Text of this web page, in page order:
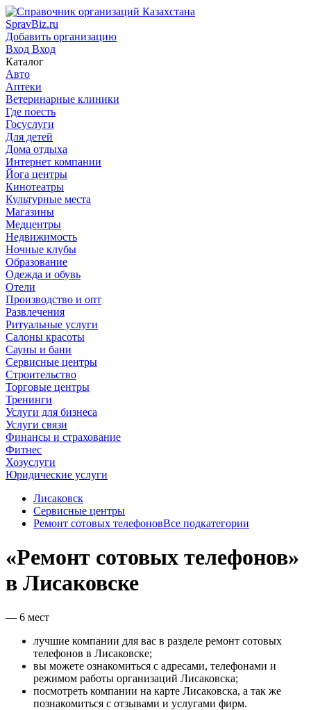
SpravBiz.ru
Добавить организацию
Вход Вход
Каталог
Авто
Аптеки
Ветеринарные клиники
Где поесть
Госуслуги
Для детей
Дома отдыха
Интернет компании
Йога центры
Кинотеатры
Культурные места
Магазины
Медцентры
Недвижимость
Ночные клубы
Образование
Одежда и обувь
Отели
Производство и опт
Развлечения
Ритуальные услуги
Салоны красоты
Сауны и бани
Сервисные центры
Строительство
Торговые центры
Тренинги
Услуги для бизнеса
Услуги связи
Финансы и страхование
Фитнес
Хозуслуги
Юридические услуги
Лисаковск
Сервисные центры
Ремонт сотовых телефоновВсе подкатегории
«Ремонт сотовых телефонов»
в Лисаковске
— 6 мест
лучшие компании для вас в разделе ремонт сотовых
телефонов в Лисаковске;
вы можете ознакомиться с адресами, телефонами и
режимом работы организаций Лисаковска;
посмотреть компании на карте Лисаковска, а так же
познакомиться с отзывами и услугами фирм.